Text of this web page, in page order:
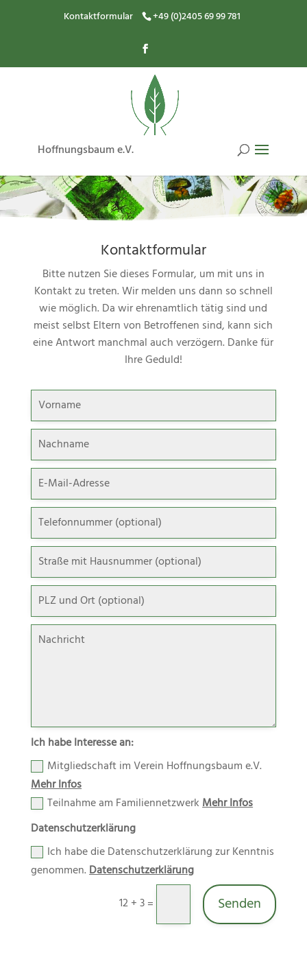
Kontaktformular +49 (0)2405 69 99 781
Hoffnungsbaum e.V.
Kontaktformular
Bitte nutzen Sie dieses Formular, um mit uns in
Kontakt zu treten. Wir melden uns dann so schnell
wie möglich. Da wir ehrenamtlich tätig sind und
meist selbst Eltern von Betroffenen sind, kann sich
eine Antwort manchmal auch verzögern. Danke für
Ihre Geduld!
Ich habe Interesse an:
Mitgliedschaft im Verein Hoffnungsbaum e.V.
Mehr Infos
Teilnahme am FamiliennetzwerkMehr Infos
Datenschutzerklärung
Ich habe die Datenschutzerklärung zur Kenntnis
genommen.Datenschutzerklärung
12 + 3 = Senden